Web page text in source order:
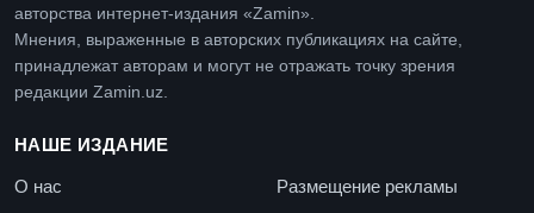
авторства интернет-издания «Zamin».
Мнения, выраженные в авторских публикациях на сайте,
принадлежат авторам и могут не отражать точку зрения
редакции Zamin.uz.
НАШЕ ИЗДАНИЕ
О нас
Размещение рекламы